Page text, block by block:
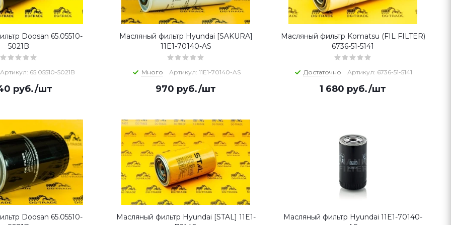
Doosan 65.05510-
5021B
Артикул: 65.05510-5021B
руб./шт
Масляный фильтр Hyundai [SAKURA]
11E1-70140-AS
Много Артикул: 11E1-70140-AS
970 руб./шт
Масляный фильтр Komatsu (FIL FILTER)
6736-51-5141
Достаточно Артикул: 6736-51-5141
1 680 руб./шт
Doosan 65.05510-
Масляный фильтр Hyundai [STAL] 11E1-
Масляный фильтр Hyundai 11E1-70140-